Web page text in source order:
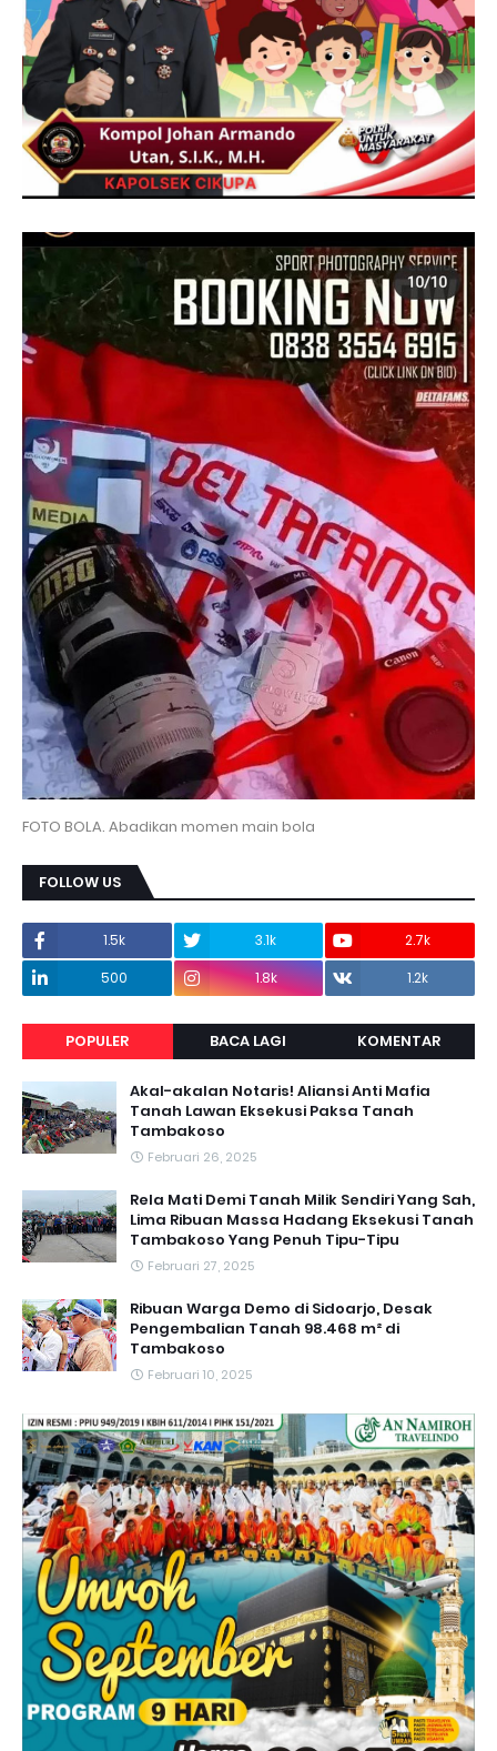
FOTO BOLA. Abadikan momen main bola
FOLLOW US
1.5k 3.1k
2.7k
500
1.8k 1.2k
POPULER BACA LAGI KOMENTAR
Akal-akalan Notaris! Aliansi Anti Mafia
Tanah Lawan Eksekusi Paksa Tanah
Tambakoso
Februari 26, 2025
Rela Mati Demi Tanah Milik Sendiri Yang Sah,
Lima Ribuan Massa Hadang Eksekusi Tanah
Tambakoso Yang Penuh Tipu-Tipu
Februari 27, 2025
Ribuan Warga Demo di Sidoarjo, Desak
Pengembalian Tanah 98.468 m² di
Tambakoso
Februari 10, 2025